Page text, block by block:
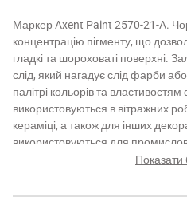
Маркер Axent Paint 2570-21-A.
концентрацію пігменту, що
гладкі та шороховаті поверхні.
слід, який нагадує слід фарби
палітрі кольорів та
використовуються в вітражних
кераміці, а також для інших
використовуються для
будь-яких матеріалах. КолірПоказати